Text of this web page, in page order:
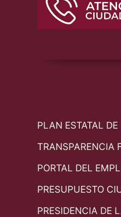
PLAN ESTATAL DE
TRANSPARENCIA
PORTAL DEL
PRESUPUESTO
PRESIDENCIA DE